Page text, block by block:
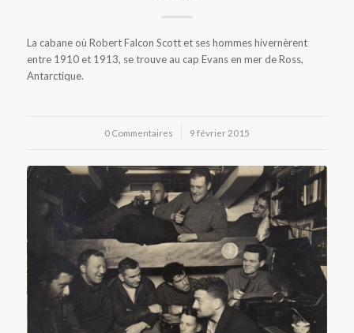
La cabane où Robert Falcon Scott et ses hommes hivernèrent
entre 1910 et 1913, se trouve au cap Evans en mer de Ross,
Antarctique.
0 Commentaires
/ 9 février 2015